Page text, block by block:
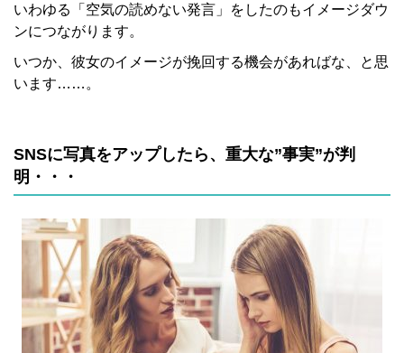
いわゆる「空気の読めない発言」をしたのもイメージダウ
ンにつながります。
いつか、彼女のイメージが挽回する機会があればな、と思
います……。
SNSに写真をアップしたら、重大な”事実”が判
明・・・